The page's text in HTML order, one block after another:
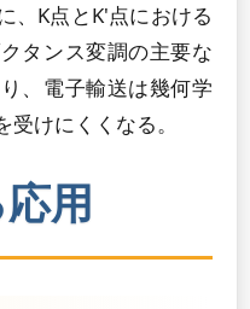
、K点とK'点における
タンス変調の主要な
、電子輸送は幾何学
けにくくなる。
用